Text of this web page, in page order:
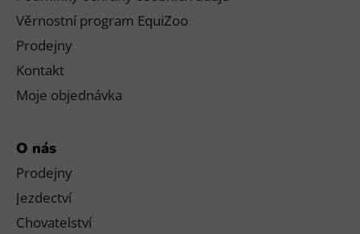
Věrnostní program EquiZoo
Prodejny
Kontakt
Moje objednávka
O nás
Prodejny
Jezdectví
Chovatelství